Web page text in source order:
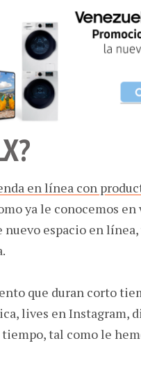
en línea con
ya le conocemos
espacio en
que duran corto
lives en Instagram,
tal como le